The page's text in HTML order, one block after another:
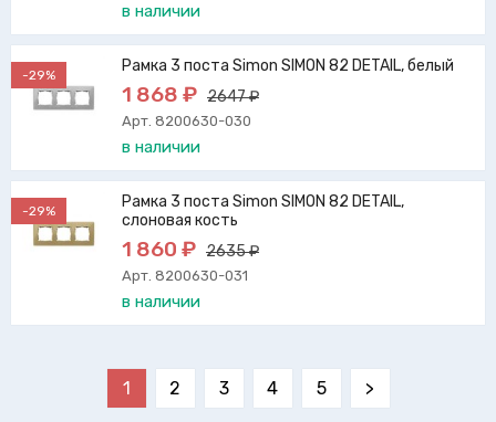
в наличии
-29% Рамка 3 поста Simon SIMON 82 DETAIL, белый
1 868 ₽ 2647 ₽
Арт. 8200630-030
в наличии
-29%
Рамка 3 поста Simon SIMON 82 DETAIL,
слоновая кость
1 860 ₽ 2635 ₽
Арт. 8200630-031
в наличии
1 2 3 4 5 >